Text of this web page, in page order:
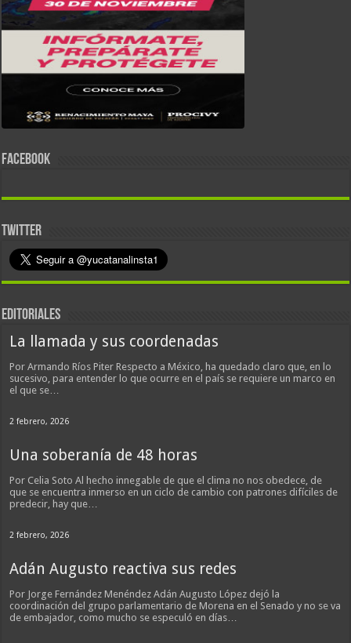
FACEBOOK
TWITTER
EDITORIALES
La llamada y sus coordenadas
Por Armando Ríos Piter Respecto a México, ha quedado claro que, en lo
sucesivo, para entender lo que ocurre en el país se requiere un marco en
el que se…
2 febrero, 2026
Una soberanía de 48 horas
Por Celia Soto Al hecho innegable de que el clima no nos obedece, de
que se encuentra inmerso en un ciclo de cambio con patrones difíciles de
predecir, hay que…
2 febrero, 2026
Adán Augusto reactiva sus redes
Por Jorge Fernández Menéndez Adán Augusto López dejó la
coordinación del grupo parlamentario de Morena en el Senado y no se va
de embajador, como mucho se especuló en días…